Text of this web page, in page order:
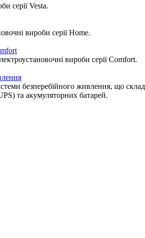
серії Vesta.
вироби серії Home.
вироби серії Comfort.
безперебійного живлення, що
та акумуляторних батарей.